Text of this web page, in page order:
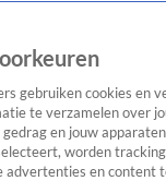
Regionieuws Het beste
gebruiken cookies en
te verzamelen over
en jouw
worden
advertenties en content